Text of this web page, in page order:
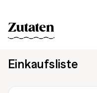
Zutaten